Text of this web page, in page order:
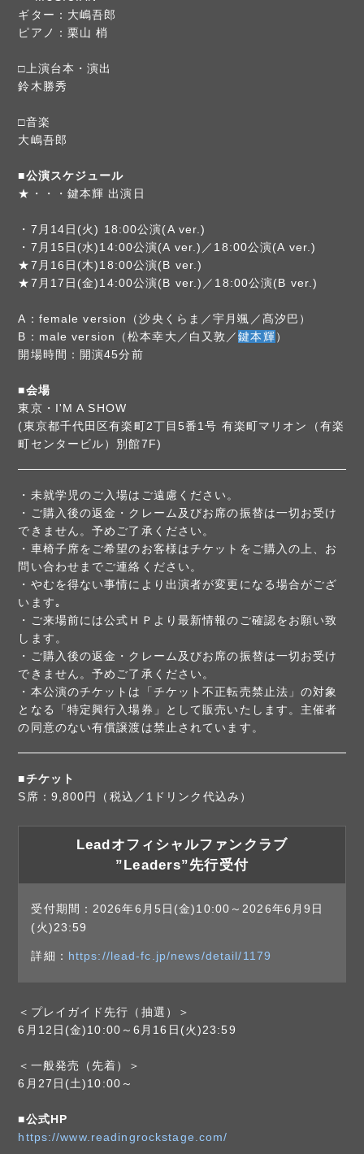
ギター：大嶋吾郎
ピアノ：栗山 梢
□上演台本・演出
鈴木勝秀
□音楽
大嶋吾郎
■公演スケジュール
★・・・鍵本輝 出演日
・7月14日(火) 18:00公演(A ver.)
・7月15日(水)14:00公演(A ver.)／18:00公演(A ver.)
★7月16日(木)18:00公演(B ver.)
★7月17日(金)14:00公演(B ver.)／18:00公演(B ver.)
A：female version（沙央くらま／宇月颯／髙汐巴）
B：male version（松本幸大／白又敦／鍵本輝）
開場時間：開演45分前
■会場
東京・I'M A SHOW
(東京都千代田区有楽町2丁目5番1号 有楽町マリオン（有楽
町センタービル）別館7F)
・未就学児のご入場はご遠慮ください。
・ご購入後の返金・クレーム及びお席の振替は一切お受け
できません。予めご了承ください。
・車椅子席をご希望のお客様はチケットをご購入の上、お
問い合わせまでご連絡ください。
・やむを得ない事情により出演者が変更になる場合がござ
います｡
・ご来場前には公式ＨＰより最新情報のご確認をお願い致
します。
・ご購入後の返金・クレーム及びお席の振替は一切お受け
できません。予めご了承ください。
・本公演のチケットは「チケット不正転売禁止法」の対象
となる「特定興行入場券」として販売いたします。主催者
の同意のない有償譲渡は禁止されています。
■チケット
S席：9,800円（税込／1ドリンク代込み）
Leadオフィシャルファンクラブ
”Leaders”先行受付
受付期間：2026年6月5日(金)10:00～2026年6月9日
(火)23:59
詳細： https://lead-fc.jp/news/detail/1179
＜プレイガイド先行（抽選）＞
6月12日(金)10:00～6月16日(火)23:59
＜一般発売（先着）＞
6月27日(土)10:00～
■公式HP
https://www.readingrockstage.com/